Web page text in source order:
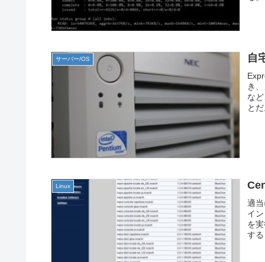
サーバー/OS 自
き
な
と
Linux
適
イ
を
す